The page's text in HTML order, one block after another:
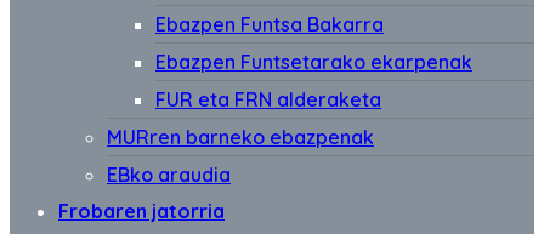
Ebazpen Funtsa Bakarra
Ebazpen Funtsetarako ekarpenak
FUR eta FRN alderaketa
MURren barneko ebazpenak
EBko araudia
Frobaren jatorria